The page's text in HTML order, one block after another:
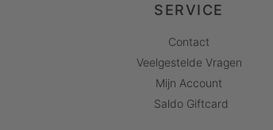
SERVICE
Contact
Veelgestelde Vragen
Mijn Account
Saldo Giftcard